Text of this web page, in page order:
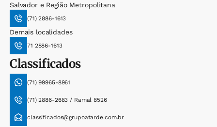
Salvador e Região Metropolitana
(71) 2886-1613
Demais localidades
71 2886-1613
Classificados
(71) 99965-8961
(71) 2886-2683 / Ramal 8526
classificados@grupoatarde.com.br